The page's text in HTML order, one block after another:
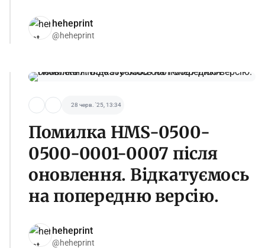
heheprint
@heheprint
28 черв. '25, 13:34
Помилка HMS-0500-
0500-0001-0007 після
оновлення. Відкатуємось
на попередню версію.
heheprint
@heheprint